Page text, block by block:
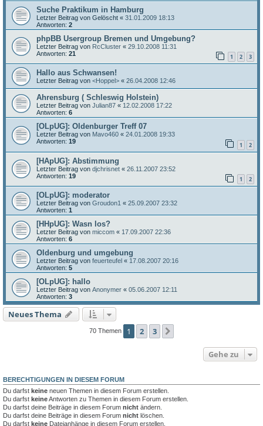
Suche Praktikum in Hamburg
Letzter Beitrag von Gelöscht « 31.01.2009 18:13
Antworten: 2
phpBB Usergroup Bremen und Umgebung?
Letzter Beitrag von RcCluster « 29.10.2008 11:31
Antworten: 21 1 2 3
Hallo aus Schwansen!
Letzter Beitrag von <Hoppel> « 26.04.2008 12:46
Ahrensburg ( Schleswig Holstein)
Letzter Beitrag von Julian87 « 12.02.2008 17:22
Antworten: 6
[OLpUG]: Oldenburger Treff 07
Letzter Beitrag von Mavo460 « 24.01.2008 19:33
Antworten: 19 1 2
[HApUG]: Abstimmung
Letzter Beitrag von djchrisnet « 26.11.2007 23:52
Antworten: 19 1 2
[OLpUG]: moderator
Letzter Beitrag von Groudon1 « 25.09.2007 23:32
Antworten: 1
[HHpUG]: Wasn los?
Letzter Beitrag von miccom « 17.09.2007 22:36
Antworten: 6
Oldenburg und umgebung
Letzter Beitrag von feuerteufel « 17.08.2007 20:16
Antworten: 5
[OLpUG]: hallo
Letzter Beitrag von Anonymer « 05.06.2007 12:11
Antworten: 3
Neues Thema
70 Themen 1 2 3
Gehe zu
BERECHTIGUNGEN IN DIESEM FORUM
Du darfst keine neuen Themen in diesem Forum erstellen.
Du darfst keineAntworten zu Themen in diesem Forum erstellen.
Du darfst deine Beiträge in diesem Forum nicht ändern.
Du darfst deine Beiträge in diesem Forum nicht löschen.
Du darfst keine Dateianhänge in diesem Forum erstellen.